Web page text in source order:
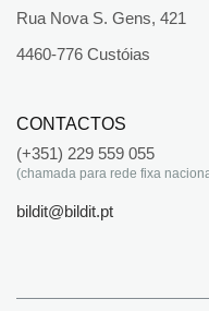
Rua Nova S. Gens, 421
4460-776 Custóias
CONTACTOS
(+351) 229 559 055
(chamada para rede fixa
bildit@bildit.pt